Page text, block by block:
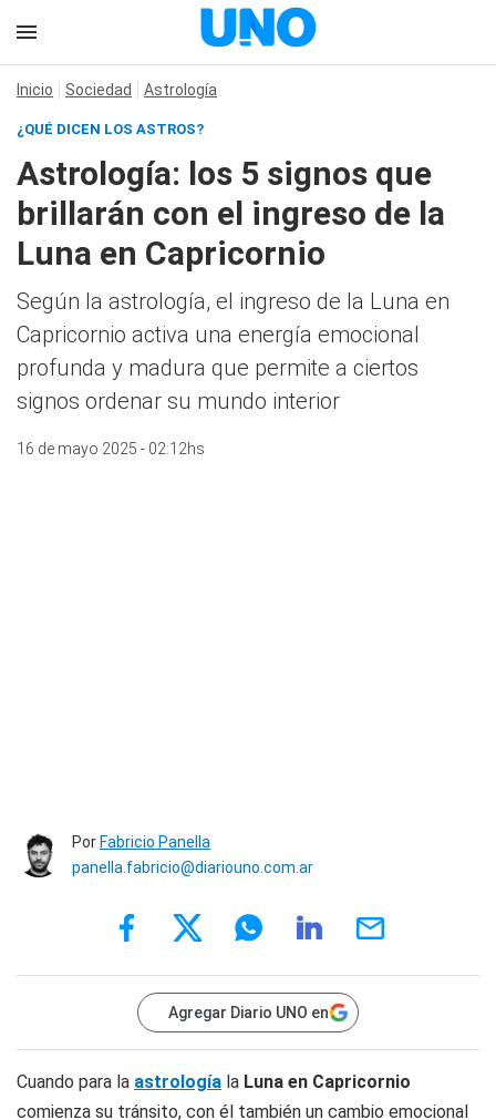
Inicio Sociedad Astrología
¿QUÉ DICEN LOS ASTROS?
Astrología: los 5 signos que
brillarán con el ingreso de la
Luna en Capricornio
Según la astrología, el ingreso de la Luna en
Capricornio activa una energía emocional
profunda y madura que permite a ciertos
signos ordenar su mundo interior
16 de mayo 2025 - 02:12hs
Por Fabricio Panella
panella.fabricio@diariouno.com.ar
Agregar Diario UNO en
Cuando para la astrología la Luna en Capricornio
comienza su tránsito, con él también un cambio emocional